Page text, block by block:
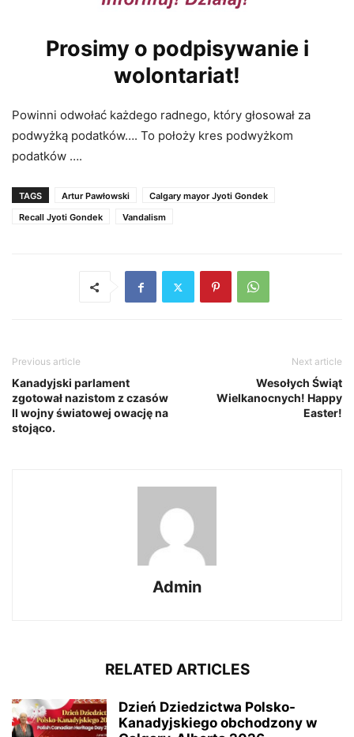
Prosimy o podpisywanie i
wolontariat!
Powinni odwołać każdego radnego, który głosował za
podwyżką podatków…. To położy kres podwyżkom
podatków ….
TAGS Artur Pawłowski
Calgary mayor Jyoti Gondek
Recall Jyoti Gondek
Vandalism
Previous article
Kanadyjski parlament
zgotował nazistom z czasów
II wojny światowej owację na
stojąco.
Next article
Wesołych Świąt
Wielkanocnych! Happy
Easter!
Admin
RELATED ARTICLES
Dzień Dziedzictwa Polsko-
Kanadyjskiego obchodzony w